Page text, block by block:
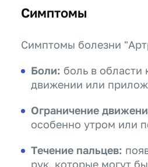
Симптомы
Симптомы болезни
Боли: боль в области
движении или
Ограничение
особенно утром или
Течение пальцев:
рук, которые могут